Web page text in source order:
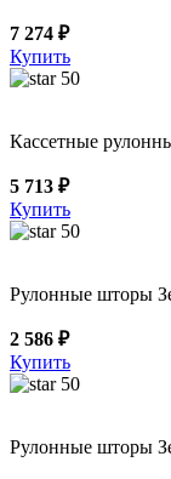
7 274 ₽
Купить
50
Кассетные
5 713 ₽
Купить
50
Рулонные шторы
2 586 ₽
Купить
50
Рулонные шторы